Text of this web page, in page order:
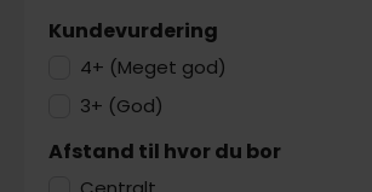
Kundevurdering
4+ (Meget god)
3+ (God)
Afstand til hvor du bor